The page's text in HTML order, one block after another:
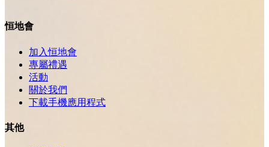
恒地會
加入恒地會
專屬禮遇
活動
關於我們
下載手機應用程式
其他